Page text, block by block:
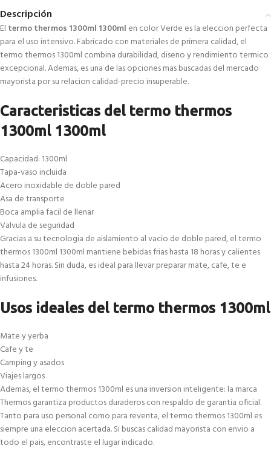
Descripción
El termo thermos 1300ml 1300ml en color Verde es la eleccion perfecta
para el uso intensivo. Fabricado con materiales de primera calidad, el
termo thermos 1300ml combina durabilidad, diseno y rendimiento termico
excepcional. Ademas, es una de las opciones mas buscadas del mercado
mayorista por su relacion calidad-precio insuperable.
Caracteristicas del termo thermos
1300ml 1300ml
Capacidad: 1300ml
Tapa-vaso incluida
Acero inoxidable de doble pared
Asa de transporte
Boca amplia facil de llenar
Valvula de seguridad
Gracias a su tecnologia de aislamiento al vacio de doble pared, el termo
thermos 1300ml 1300ml mantiene bebidas frias hasta 18 horas y calientes
hasta 24 horas. Sin duda, es ideal para llevar preparar mate, cafe, te e
infusiones.
Usos ideales del termo thermos 1300ml
Mate y yerba
Cafe y te
Camping y asados
Viajes largos
Ademas, el termo thermos 1300ml es una inversion inteligente: la marca
Thermos garantiza productos duraderos con respaldo de garantia oficial.
Tanto para uso personal como para reventa, el termo thermos 1300ml es
siempre una eleccion acertada. Si buscas calidad mayorista con envio a
todo el pais, encontraste el lugar indicado.